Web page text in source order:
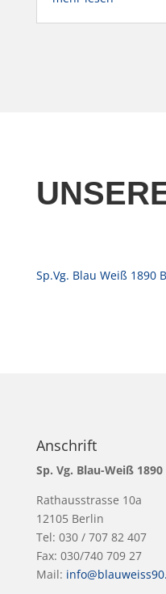
Sp.Vg. Blau Weiß 1890
Anschrift
Sp. Vg. Blau-Weiß
Rathausstrasse 10a
12105 Berlin
Tel: 030 / 707 82 407
Fax: 030/740 709 27
Mail: